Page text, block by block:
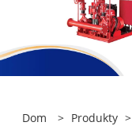
Dom > Produkty >